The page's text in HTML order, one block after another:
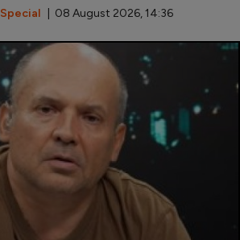
Special | 08 August 2026, 14:36